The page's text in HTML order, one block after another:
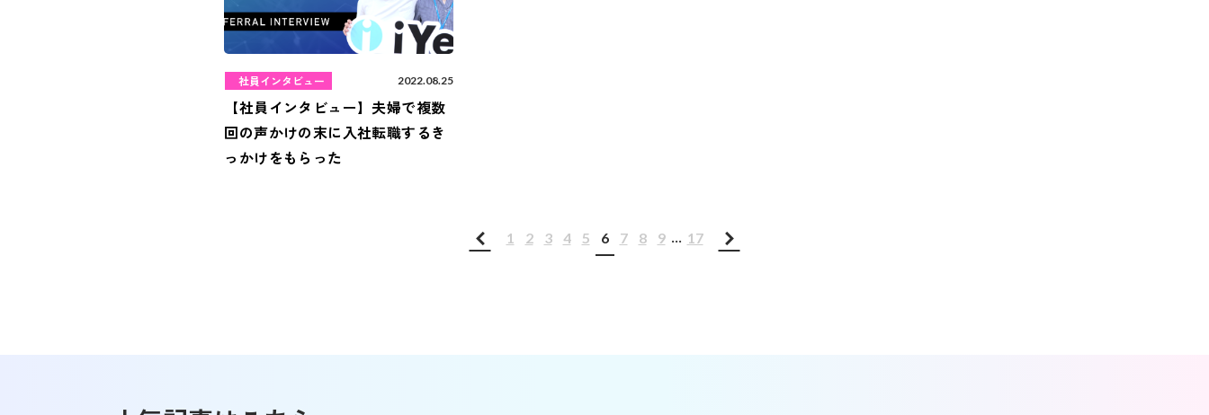
社員インタビュー 2022.08.25
【社員インタビュー】夫婦で複数
回の声かけの末に入社転職するき
っかけをもらった
1 2 3 4 5 6 7 8 9 ... 17